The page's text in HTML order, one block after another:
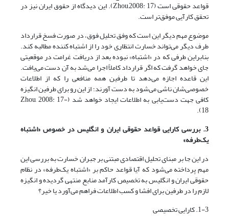
قواعد حقوقی است (Zhou,2008: 17). این دیدگاه از حقوق ایران نیز در
تحقق کارآیی موفق‌تر است.
موضوع مهم دیگر این است که وفق تحلیل فوق، در صورت فسخ قرارداد
طرف دیگر می‌تواند خسارت انتظاری خود را از اشتباه کننده مطالبه کند.
بنابراین طرفی که در «اشتباه» نبوده بعد از دریافت غرامت در موقعیتی
جای خواهد گرفت که اگر قرارداد کاملاً اجرا می‌شد به آن دست می‌یافت.
این قاعده اجازه می‌دهد تا طرفین همه منافعی را که از اطلاعات
خصوصی‌شان ناشی می‌شود به دست آورند؛ از این رو برای طرفین انگیزه
کافی جهت دست‌یابی به اطلاعات ایجاد خواهد شد (Zhou, 2008: 17-
18).
3. بررسی کارایی قواعد حقوقی ایران و انگلیس در خصوص «اشتباه
یک‌طرفه»
در این جا بر مبنای تحلیل اقتصادی مبتنی بر جبران خسارت به بررسی این
مهم پرداخته می‌شود که آیا قواعد حاکم بر «اشتباه یک‌طرفه» در نظام
حقوقی ایران و انگلیس به تخصیص کارآمد منابع منتهی گردیده و انگیزه
لازم را در طرفین برای افشا و کسب اطلاعات فراهم می‌آورد یا خیر؟
1-3. کارایی تخصیصی